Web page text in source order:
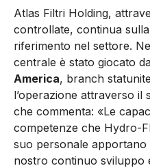
Atlas Filtri Holding,
controllate, continua
riferimento nel settore.
centrale è stato giocato
America, branch
l’operazione attraverso il
che commenta: «Le
competenze che Hydro-
suo personale
nostro continuo sviluppo